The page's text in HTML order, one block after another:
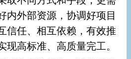
内外部资源，协调好项目
信任、相互依赖，有效推
现高标准、高质量完工。